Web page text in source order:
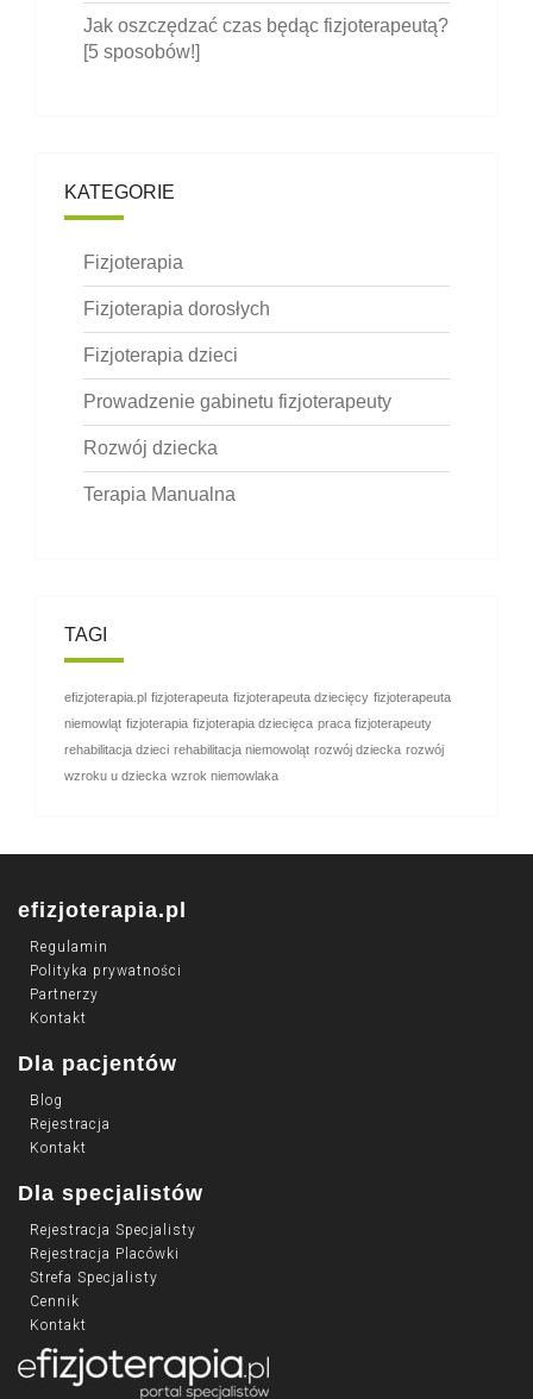
Jak oszczędzać czas będąc fizjoterapeutą?
[5 sposobów!]
KATEGORIE
Fizjoterapia
Fizjoterapia dorosłych
Fizjoterapia dzieci
Prowadzenie gabinetu fizjoterapeuty
Rozwój dziecka
Terapia Manualna
TAGI
efizjoterapia.pl fizjoterapeuta fizjoterapeuta dziecięcy fizjoterapeuta
niemowląt fizjoterapia fizjoterapia dziecięca praca fizjoterapeuty
rehabilitacja dzieci rehabilitacja niemowoląt rozwój dziecka rozwój
wzroku u dziecka wzrok niemowlaka
efizjoterapia.pl
Regulamin
Polityka prywatności
Partnerzy
Kontakt
Dla pacjentów
Blog
Rejestracja
Kontakt
Dla specjalistów
Rejestracja Specjalisty
Rejestracja Placówki
Strefa Specjalisty
Cennik
Kontakt